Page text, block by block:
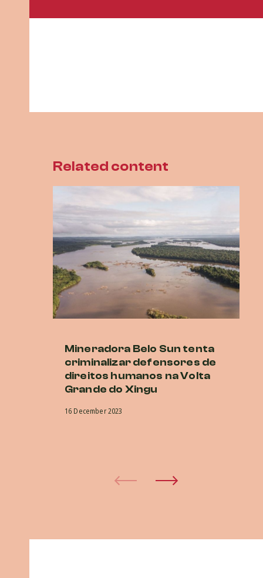
Related content
Mineradora Belo Sun tenta
criminalizar defensores de
direitos humanos na Volta
Grande do Xingu
16 December 2023